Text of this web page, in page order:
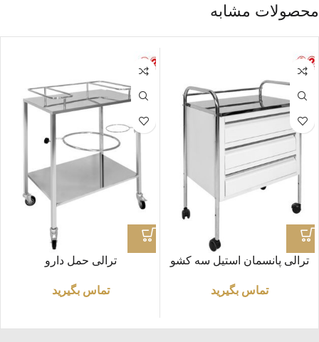
محصولات مشابه
ترالی پانسمان استیل سه کشو
تماس بگیرید
ترالی حمل دارو
تماس بگیرید